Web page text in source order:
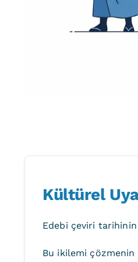
Kültürel
Edebi çeviri tarihinin
Bu ikilemi